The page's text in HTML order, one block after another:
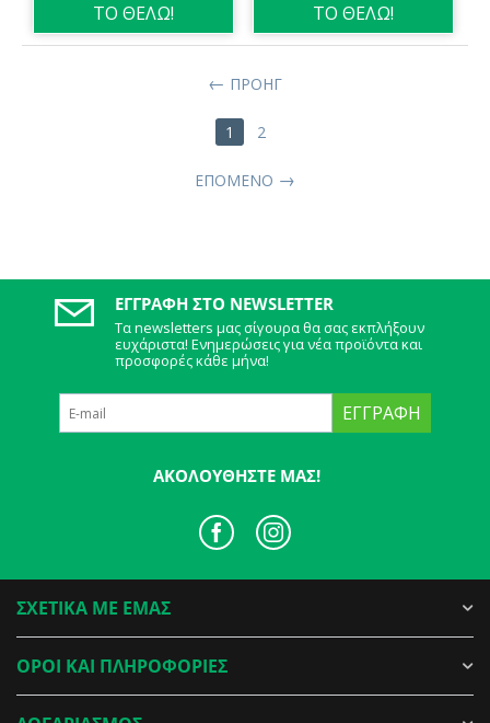
ΤΟ ΘΕΛΩ! ΤΟ ΘΕΛΩ!
ΠΡΟΗΓ
1 2
ΕΠΌΜΕΝΟ
ΕΓΓΡΑΦΉ ΣΤΟ NEWSLETTER
Τα newsletters μας σίγουρα θα σας εκπλήξουν
ευχάριστα! Ενημερώσεις για νέα προϊόντα και
προσφορές κάθε μήνα!
ΕΓΓΡΑΦΉ
ΑΚΟΛΟΥΘΉΣΤΕ ΜΑΣ!
ΣΧΕΤΙΚΑ ΜΕ ΕΜΑΣ
ΟΡΟΙ ΚΑΙ ΠΛΗΡΟΦΟΡΙΕΣ